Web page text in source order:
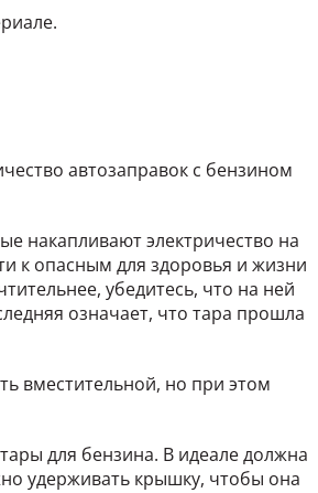
автозаправок с бензином
накапливают электричество на
к опасным для здоровья и жизни
убедитесь, что на ней
означает, что тара прошла
вместительной, но при этом
для бензина. В идеале должна
удерживать крышку, чтобы она